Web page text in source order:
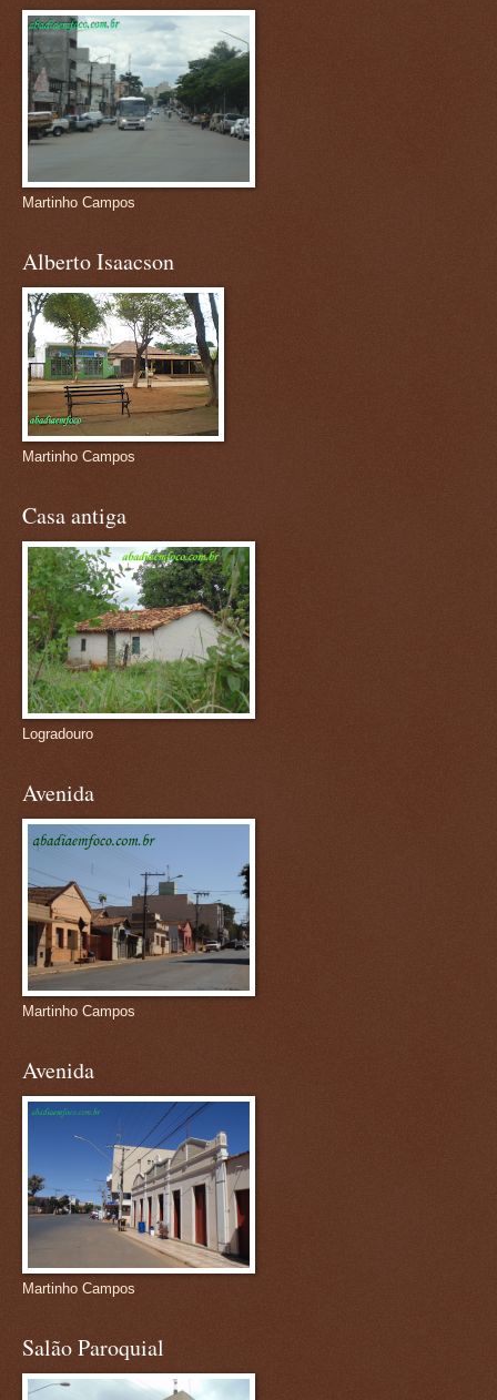
Martinho Campos
Alberto Isaacson
Martinho Campos
Casa antiga
Logradouro
Avenida
Martinho Campos
Avenida
Martinho Campos
Salão Paroquial